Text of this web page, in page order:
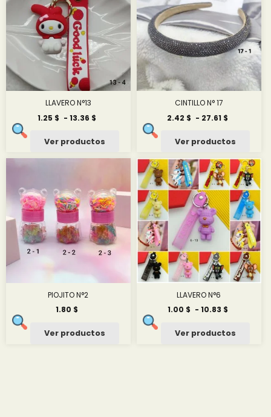
LLAVERO N°13
1.25 $ - 13.36 $
desde
1.25 $
Ver productos
CINTILLO N° 17
2.42 $ - 27.61 $
desde
2.42 $
hasta
27.61 $
Ver productos
PIOJITO N°2
1.80 $
Ver productos
LLAVERO N°6
1.00 $ - 10.83 $
desde
Ver productos